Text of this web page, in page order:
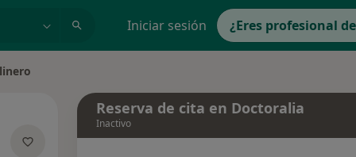
Iniciar sesión ¿Eres profesional
Reserva de cita en Doctoralia
Inactivo